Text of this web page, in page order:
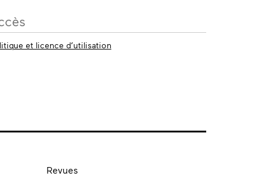
et licence d’utilisation
Revues